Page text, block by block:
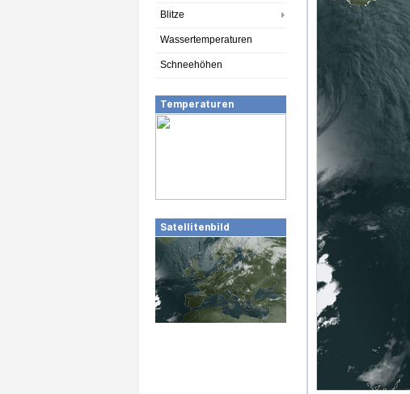
Blitze
Wassertemperaturen
Schneehöhen
Temperaturen
Satellitenbild